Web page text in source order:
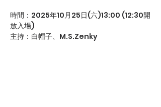
時間：2025年10月25日(六)13:00 (12:30開
放入場)
主持：白帽子、M.S.Zenky